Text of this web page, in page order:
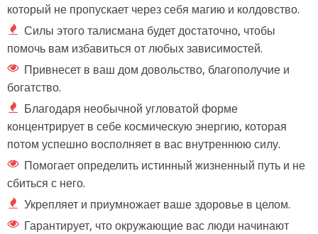
который не пропускает через себя магию и колдовство.
Силы этого талисмана будет достаточно, чтобы
помочь вам избавиться от любых зависимостей.
Привнесет в ваш дом довольство, благополучие и
богатство.
Благодаря необычной угловатой форме
концентрирует в себе космическую энергию, которая
потом успешно восполняет в вас внутреннюю силу.
Помогает определить истинный жизненный путь и не
сбиться с него.
Укрепляет и приумножает ваше здоровье в целом.
Гарантирует, что окружающие вас люди начинают